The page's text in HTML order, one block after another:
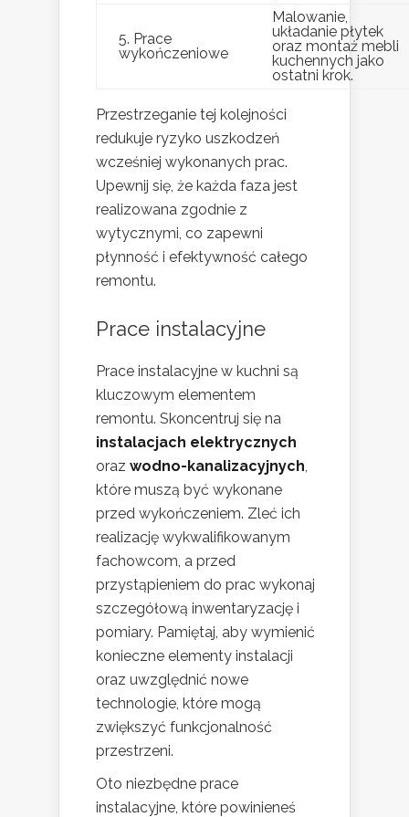
5. Prace
wykończeniowe
Malowanie,
układanie płytek
oraz montaż mebli
kuchennych jako
ostatni krok.
Przestrzeganie tej kolejności
redukuje ryzyko uszkodzeń
wcześniej wykonanych prac.
Upewnij się, że każda faza jest
realizowana zgodnie z
wytycznymi, co zapewni
płynność i efektywność całego
remontu.
Prace instalacyjne
Prace instalacyjne w kuchni są
kluczowym elementem
remontu. Skoncentruj się na
instalacjach elektrycznych
oraz wodno-kanalizacyjnych
które muszą być wykonane
przed wykończeniem. Zleć ich
realizację wykwalifikowanym
fachowcom, a przed
przystąpieniem do prac wykonaj
szczegółową inwentaryzację i
pomiary. Pamiętaj, aby wymienić
konieczne elementy instalacji
oraz uwzględnić nowe
technologie, które mogą
zwiększyć funkcjonalność
przestrzeni.
Oto niezbędne prace
instalacyjne, które powinieneś